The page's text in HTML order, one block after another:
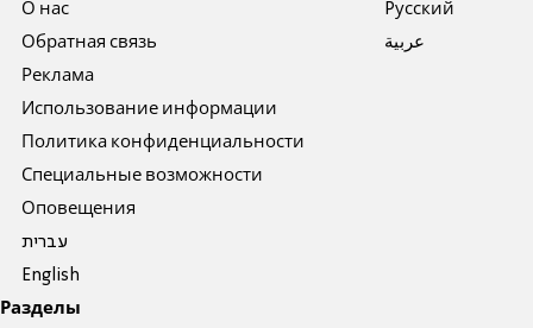
О нас
Обратная связь
Реклама
Использование информации
Политика конфиденциальности
Специальные возможности
Оповещения
עברית
English
Pусский
عربية
Разделы